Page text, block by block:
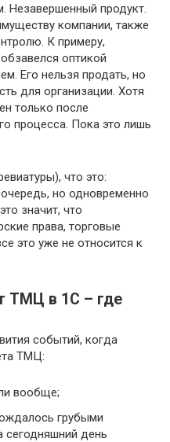
Незавершенный продукт.
компании, также
К примеру,
оптикой
Его нельзя продать, но
для организации. Хотя
только после
процесса. Пока это лишь
что это:
но одновременно
значит, что
права, торговые
это уже не относится к
ТМЦ в 1С – где
событий, когда
ТМЦ:
вообще;
грубыми
день